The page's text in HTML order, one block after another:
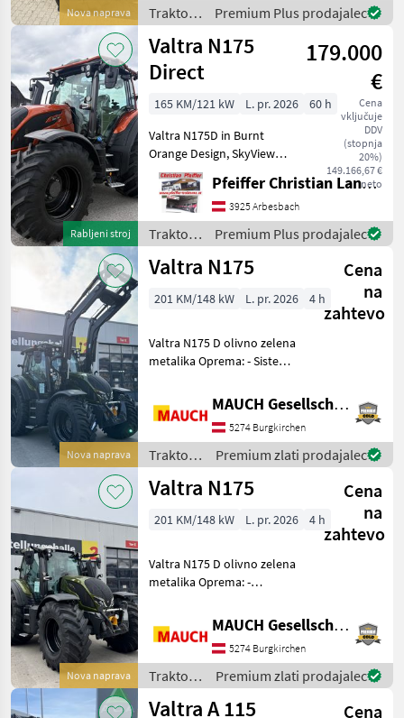
Nova naprava
nur 4 Betriebsst
Traktor /
Valtra
Premium Plus prodajalec
Rabljeni stroj
Valtra N175
Direct
179.000
€
Cena
vključuje
DDV
(stopnja
20%)
149.166,67 €
neto
165 KM/121 kW L. pr. 2026
60 h
Valtra N175D in Burnt
Orange Design, SkyView
Forstkanbine,
Rückfahreinrichtung, 160L
Hydraulikpumpe, Power
Beyond Anschlüsse,
Bodenschutzplatte, ABS
Steckdose, Evolu
Pfeiffer Christian Landtechnik
3925 Arbesbach
Traktor /
Valtra
Premium Plus prodajalec
Nova naprava
Valtra N175
Cena
na
zahtevo
201 KM/148 kW L. pr. 2026 4 h
Valtra N175 D olivno zelena
metalika Oprema: - Sistem
Sprednji nakladalnik G5L -
Valtra Quick2 in konzole -
Euro pritrdilni okvir -
Softdrive
MAUCH Gesellschaft m.b.H. & Co.KG
5274 Burgkirchen
Traktor /
Valtra
Premium zlati prodajalec
Nova naprava
Valtra N175
Cena
na
zahtevo
201 KM/148 kW L. pr. 2026 4 h
Valtra N175 D olivno zelena
metalika Oprema: -
Vzmetena sprednja os -
Sprednja hidravlika -
Sprednji priključni gred -
Upravljanje FKH prek sp
MAUCH Gesellschaft m.b.H. & Co.KG
5274 Burgkirchen
Traktor /
Valtra
Premium zlati prodajalec
Valtra A 115
Cena